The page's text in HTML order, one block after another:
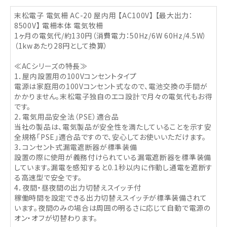
末松電子 電気柵 AC-20 屋内用 【AC100V】 【最大出力：
8500V】 電柵本体 電気牧柵
1ヶ月の電気代/約130円（消費電力：50Hz/6W 60Hz/4.5W）
（1kwあたり28円として換算）
≪ACシリーズの特長≫
1．屋内設置用の100Vコンセントタイプ
電源は家庭用の100Vコンセント式なので、電池交換の手間が
かかりません。末松電子独自のエコ設計で月々の電気代もお得
です。
2．電気用品安全法（PSE）適合品
当社の製品は、電気製品が安全性を満たしていることを示す安
全規格「PSE」適合品ですので、安心してお使いいただけます。
3．コンセント式漏電遮断器が標準装備
設置の際に使用が義務付けられている漏電遮断器を標準装備
しています。漏電を感知すると0.1秒以内に作動し通電を遮断す
る高速型で安全です。
4．夜間・昼夜間の出力切替えスイッチ付
稼働時間を設定できる出力切替えスイッチが標準装備されて
います。夜間のみの場合は周囲の明るさに応じて自動で電源の
オン・オフが切替わります。